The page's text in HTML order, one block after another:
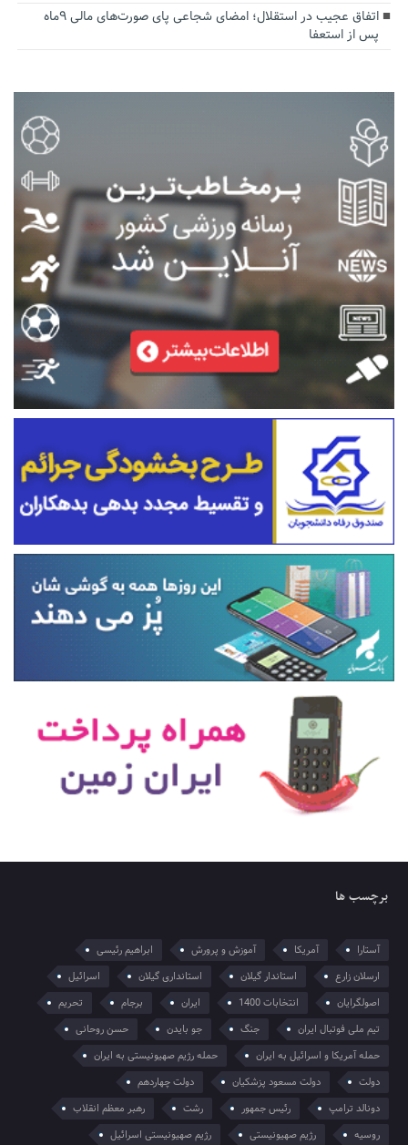
اتفاق عجیب در استقلال؛ امضای شجاعی پای صورت‌های مالی ٩ماه
پس از استعفا
برچسب ها
آستارا آمریکا آموزش و پرورش
ابراهیم رئیسی
ارسلان زارع
استاندار گیلان استانداری گیلان
اسرائیل
اصولگرایان
انتخابات 1400 ایران برجام
تحریم
تیم ملی فوتبال ایران
جنگ جو بایدن
حسن روحانی
حمله آمریکا و اسرائیل به ایران
حمله رژیم صهیونیستی به ایران
دولت
دولت مسعود پزشکیان
دولت چهاردهم
دونالد ترامپ
رئیس جمهور رشت
رهبر معظم انقلاب
روسیه
رژیم صهیونیستی رژیم صهیونیستی اسرائیل